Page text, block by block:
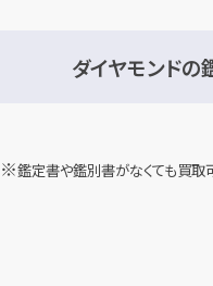
ダイヤモンドの
鑑定書や鑑別書がなくても買取